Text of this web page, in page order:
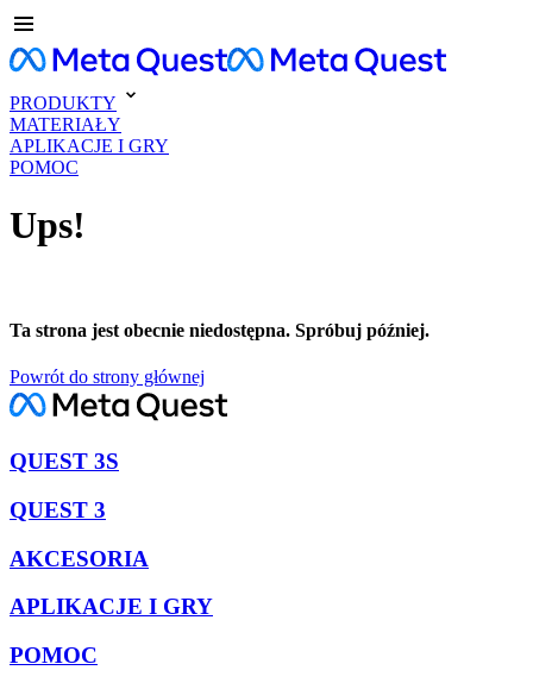
PRODUKTY
MATERIAŁY
APLIKACJE I GRY
POMOC
Ups!
Ta strona jest obecnie niedostępna. Spróbuj później.
Powrót do strony głównej
QUEST 3S
QUEST 3
AKCESORIA
APLIKACJE I GRY
POMOC